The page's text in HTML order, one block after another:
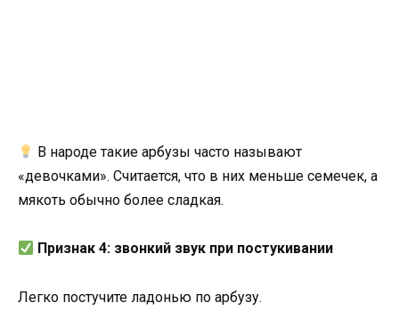
В народе такие арбузы часто называют
«девочками». Считается, что в них меньше семечек, а
мякоть обычно более сладкая.
Признак 4: звонкий звук при постукивании
Легко постучите ладонью по арбузу.